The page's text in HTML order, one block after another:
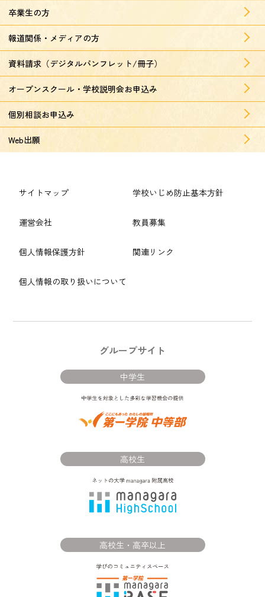
卒業生の方
報道関係・メディアの方
資料請求（デジタルパンフレット/冊子）
オープンスクール・学校説明会お申込み
個別相談お申込み
Web出願
サイトマップ
運営会社
個人情報保護方針
個人情報の取り扱いについて
学校いじめ防止基本方針
教員募集
関連リンク
グループサイト
中学生
高校生
高校生・高卒以上